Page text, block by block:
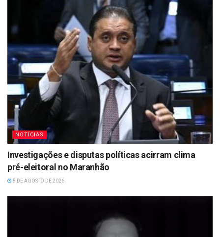
NOTÍCIAS
Investigações e disputas políticas acirram clima
pré-eleitoral no Maranhão
5 DE AGOSTO DE 2026